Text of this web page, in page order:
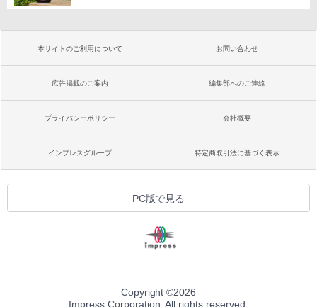
本サイトのご利用について お問い合わせ
広告掲載のご案内 編集部へのご連絡
プライバシーポリシー 会社概要
インプレスグループ 特定商取引法に基づく表示
PC版で見る
Copyright ©2026
Impress Corporation. All rights reserved.